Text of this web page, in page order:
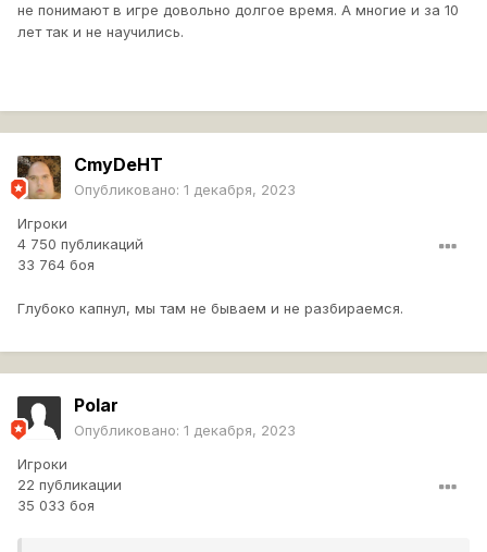
не понимают в игре довольно долгое время. А многие и за 10
лет так и не научились.
CmyDeHT
Опубликовано: 1 декабря, 2023
Игроки
4 750 публикаций
33 764 боя
Глубоко капнул, мы там не бываем и не разбираемся.
Polar
Опубликовано: 1 декабря, 2023
Игроки
22 публикации
35 033 боя